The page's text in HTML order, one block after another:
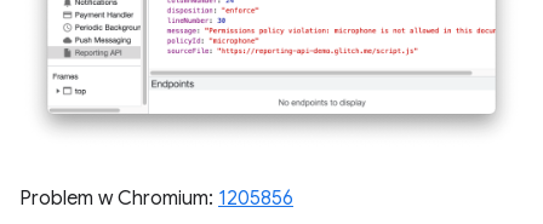
Problem w Chromium: 1205856